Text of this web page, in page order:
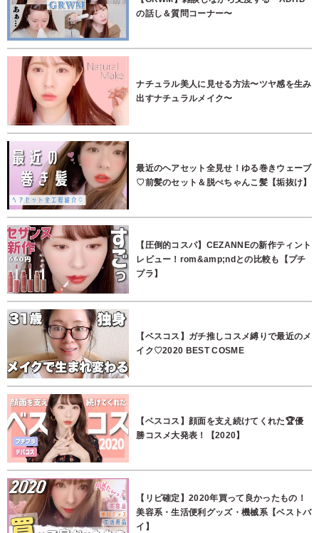
の話し＆質問コーナー〜
ナチュラル美人に見せる方法〜ツヤ感を生み
出すナチュラルメイク〜
最近のヘアセット全見せ！ゆる巻きウェーブ
♡前髪のセット＆脱ぺちゃんこ髪【垢抜け】
【圧倒的コスパ】CEZANNEの新作ティント
レビュー！rom&amp;ndとの比較も【プチ
プラ】
【ベスコス】ガチ推しコスメ縛りで最近のメ
イク♡2020 BEST COSME
【ベスコス】顔面を支え続けてくれた🏆優
勝コスメ大発表！【2020】
【リピ確定】2020年買って良かったもの！
美容系・生活便利グッズ・機械系【ベストバ
イ】